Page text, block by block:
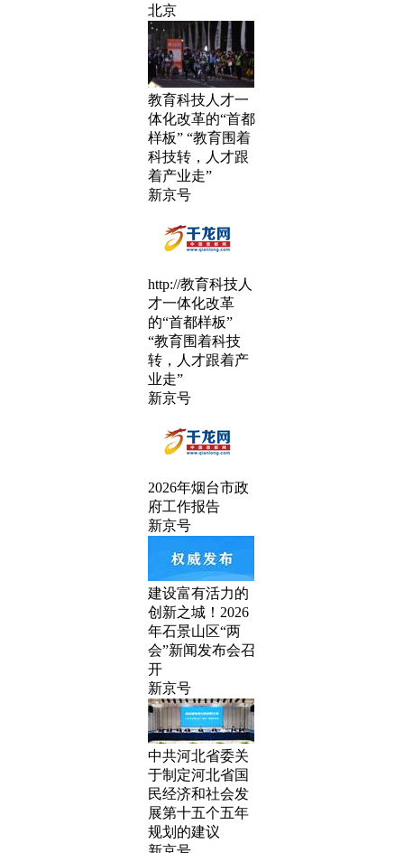
北京
教育科技人才一
体化改革的“首都
样板” “教育围着
科技转，人才跟
着产业走”
新京号
http://教育科技人
才一体化改革
的“首都样板”
“教育围着科技
转，人才跟着产
业走”
新京号
2026年烟台市政
府工作报告
新京号
建设富有活力的
创新之城！2026
年石景山区“两
会”新闻发布会召
开
新京号
中共河北省委关
于制定河北省国
民经济和社会发
展第十五个五年
规划的建议